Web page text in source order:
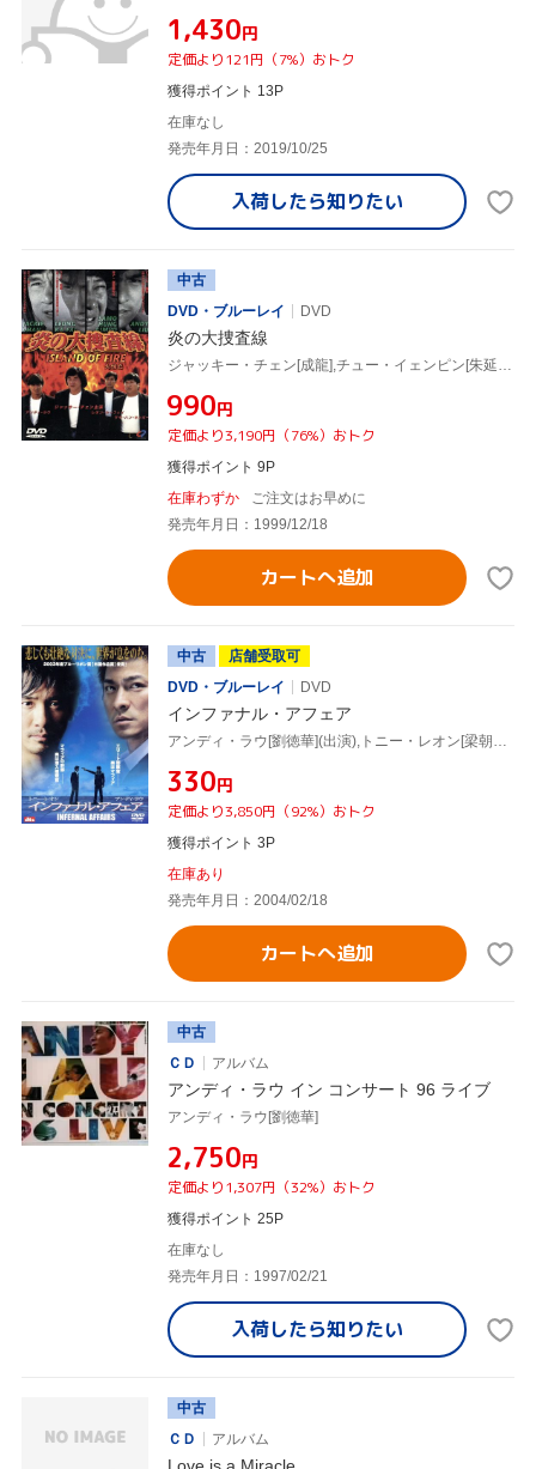
¥1,430円
定価より121円（7%）おトク
獲得ポイント 13P
在庫なし
発売年月日：2019/10/25
入荷したら知りたい
中古
DVD・ブルーレイ
DVD
炎の大捜査線
ジャッキー・チェン[成龍],チュー・イェンピン[朱延平](監督),コー・シュンハン(製作),フー・リー(脚本),サモ・ハン・キンポー[洪金寶],アンディ・ラウ[劉徳華],レオン・カーファイ,ジミー・ウォン
¥990円
定価より3,190円（76%）おトク
獲得ポイント 9P
在庫わずか
ご注文はお早めに
発売年月日：1999/12/18
カートへ追加
中古
店舗受取可
DVD・ブルーレイ
DVD
インファナル・アフェア
アンディ・ラウ[劉徳華](出演),トニー・レオン[梁朝偉](出演),アンソニー・ウォン[黄秋生](出演),エリック・ツァン(出演),ケリー・チャン(出演),アラン・マック(脚本、監督),フェリックス・チョン[莊文強](脚本),チャン・クォンウィン[陳光榮](音楽)
¥330円
定価より3,850円（92%）おトク
獲得ポイント 3P
在庫あり
発売年月日：2004/02/18
カートへ追加
中古
ＣＤ
アルバム
アンディ・ラウ イン コンサート 96 ライブ
アンディ・ラウ[劉徳華]
¥2,750円
定価より1,307円（32%）おトク
獲得ポイント 25P
在庫なし
発売年月日：1997/02/21
入荷したら知りたい
中古
ＣＤ
アルバム